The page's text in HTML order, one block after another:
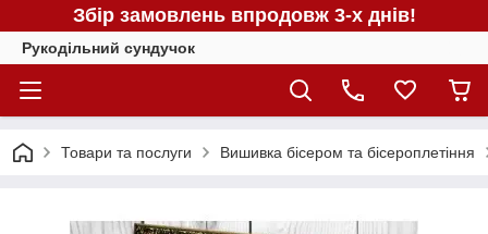
Збір замовлень впродовж 3-х днів!
Рукодільний сундучок
Товари та послуги Вишивка бісером та бісероплетіння